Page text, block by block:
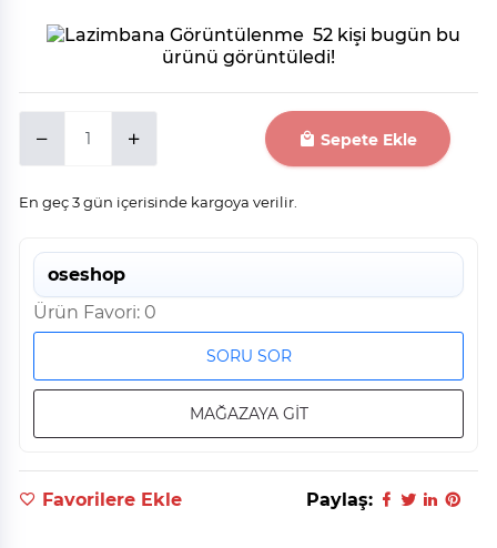
52 kişi bugün bu
ürünü görüntüledi!
Sepete Ekle
En geç 3 gün içerisinde kargoya verilir.
oseshop
Ürün Favori: 0
SORU SOR
MAĞAZAYA GİT
Favorilere Ekle Paylaş: